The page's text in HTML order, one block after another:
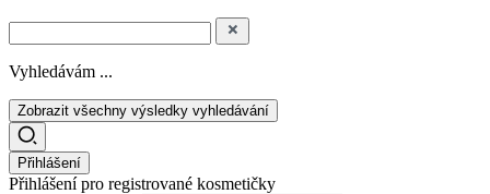
Vyhledávám ...
Zobrazit všechny výsledky vyhledávání
Přihlášení
Přihlášení pro registrované kosmetičky